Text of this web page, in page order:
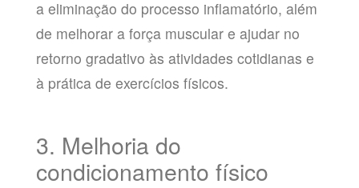
a eliminação do processo inflamatório, além
de melhorar a força muscular e ajudar no
retorno gradativo às atividades cotidianas e
à prática de exercícios físicos.
3. Melhoria do
condicionamento físico